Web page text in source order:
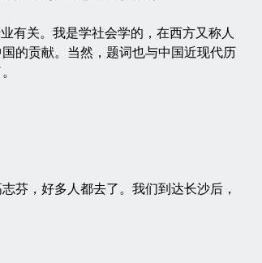
关。我是学社会学的，在西方又称人
的贡献。当然，题词也与中国近现代历
，好多人都去了。我们到达长沙后，